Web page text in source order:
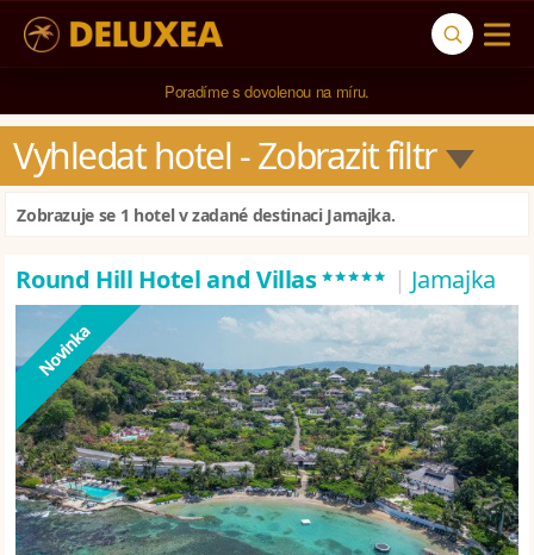
Poradíme s dovolenou na míru.
Vyhledat hotel - Zobrazit filtr
Zobrazuje se 1 hotel v zadané destinaci Jamajka.
Round Hill Hotel and Villas***** | Jamajka